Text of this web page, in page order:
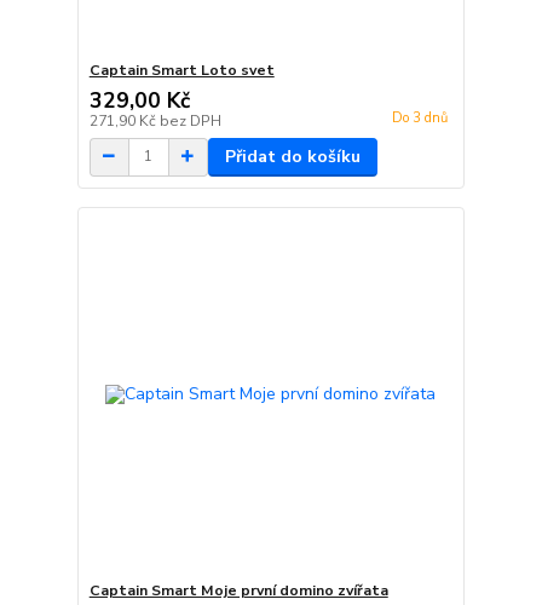
Captain Smart Loto svet
329,00 Kč
271,90 Kč bez DPH Do 3 dnů
Přidat do košíku
Captain Smart Moje první domino zvířata